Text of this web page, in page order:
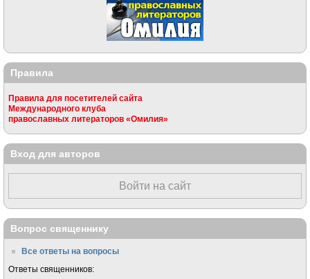
Правила
Правила для посетителей сайта
Международного клуба
православных литераторов «Омилия»
Вход для авторов
Войти на сайт
Вопрос священнику
Все ответы на вопросы
Ответы священников: